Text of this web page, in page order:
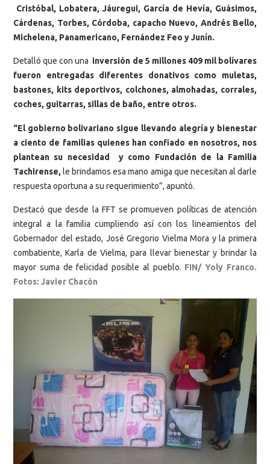
Cristóbal, Lobatera, Jáuregui, García de Hevía, Guásimos,
Cárdenas, Torbes, Córdoba, capacho Nuevo, Andrés Bello,
Michelena, Panamericano, Fernández Feo y Junín.
Detalló que con una inversión de 5 millones 409 mil bolívares
fueron entregadas diferentes donativos como muletas,
bastones, kits deportivos, colchones, almohadas, corrales,
coches, guitarras, sillas de baño, entre otros.
“El gobierno bolivariano sigue llevando alegría y bienestar
a ciento de familias quienes han confiado en nosotros, nos
plantean su necesidad y como Fundación de la Familia
Tachirense, le brindamos esa mano amiga que necesitan al darle
respuesta oportuna a su requerimiento”, apuntó.
Destacó que desde la FFT se promueven políticas de atención
integral a la familia cumpliendo así con los lineamientos del
Gobernador del estado, José Gregorio Vielma Mora y la primera
combatiente, Karla de Vielma, para llevar bienestar y brindar la
mayor suma de felicidad posible al pueblo. FIN/ Yoly Franco.
Fotos: Javier Chacón